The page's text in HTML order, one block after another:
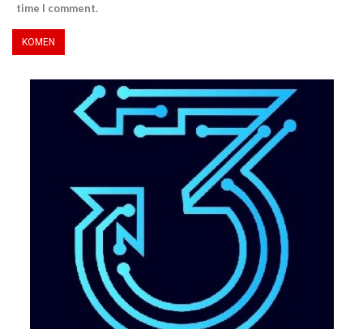
time I comment.